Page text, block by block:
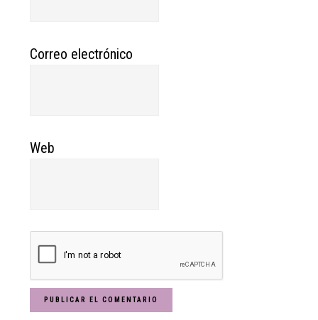
Correo electrónico
Web